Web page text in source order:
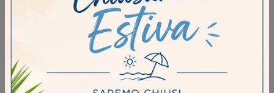
Negozio Di Pouf A Castelvetro Piacentino
Negozio Di Pouf A Fidenza
Negozio Di Pouf A Soresina